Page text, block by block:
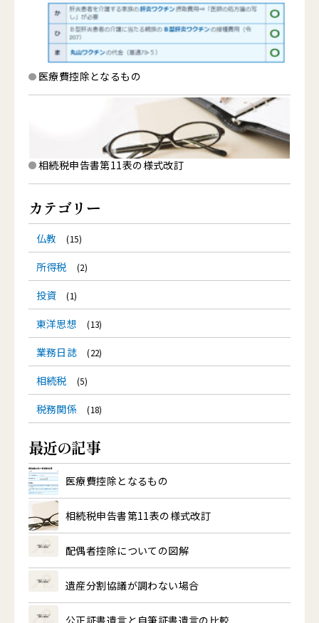
医療費控除となるもの
相続税申告書第11表の様式改訂
カテゴリー
仏教 (15)
所得税 (2)
投資 (1)
東洋思想 (13)
業務日誌 (22)
相続税 (5)
税務関係 (18)
最近の記事
医療費控除となるもの
相続税申告書第11表の様式改訂
配偶者控除についての図解
遺産分割協議が調わない場合
公正証書遺言と自筆証書遺言の比較